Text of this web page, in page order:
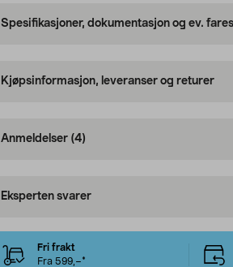
Spesifikasjoner, dokumentasjon og ev.
Kjøpsinformasjon, leveranser og returer
Anmeldelser (4)
Eksperten svarer
Fri frakt
Fra 599,–*